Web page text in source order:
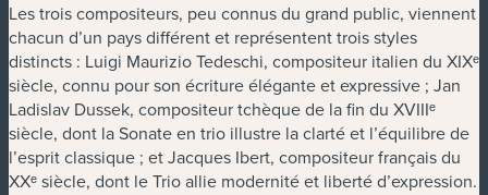
Les trois compositeurs, peu connus du grand public, viennent
chacun d’un pays différent et représentent trois styles
distincts : Luigi Maurizio Tedeschi, compositeur italien du XIXᵉ
siècle, connu pour son écriture élégante et expressive ; Jan
Ladislav Dussek, compositeur tchèque de la fin du XVIIIᵉ
siècle, dont la Sonate en trio illustre la clarté et l’équilibre de
l’esprit classique ; et Jacques Ibert, compositeur français du
XXᵉ siècle, dont le Trio allie modernité et liberté d’expression.